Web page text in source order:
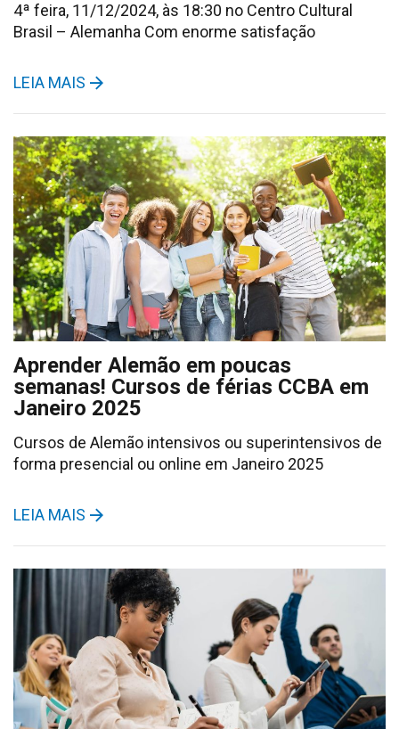
4ª feira, 11/12/2024, às 18:30 no Centro Cultural
Brasil – Alemanha Com enorme satisfação
LEIA MAIS
Aprender Alemão em poucas
semanas! Cursos de férias CCBA em
Janeiro 2025
Cursos de Alemão intensivos ou superintensivos de
forma presencial ou online em Janeiro 2025
LEIA MAIS